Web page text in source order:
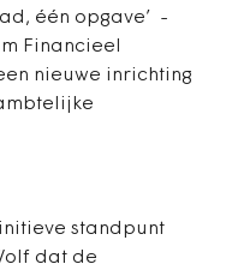
één opgave’ -
Financieel
nieuwe inrichting
standpunt
dat de